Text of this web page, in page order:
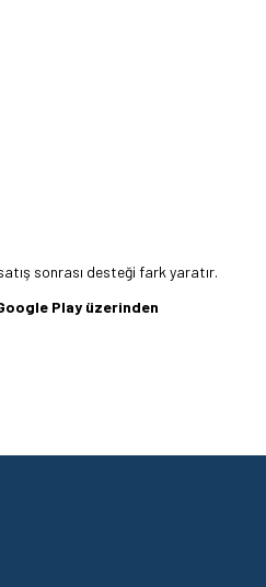
sonrası desteği fark yaratır.
Play üzerinden